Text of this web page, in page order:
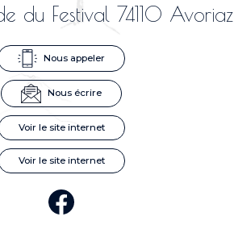
du Festival 74110 Avoriaz
Nous appeler
Nous écrire
Voir le site internet
Voir le site internet